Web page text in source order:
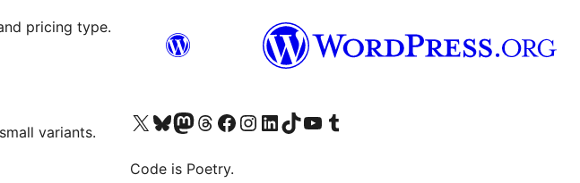
pricing type.
variants. Bezoek ons X (voorheen Twitter) account
Bezoek onze Bluesky account
Bezoek ons Mastodon account
Bezoek onze Threads account
Onze Facebookpagina bezoeken
Bezoek onze Instagram account
Bezoek onze LinkedIn account
Bezoek onze TikTok account
Bezoek ons YouTube kanaalBezoek onze Tumblr account
Code is Poetry.